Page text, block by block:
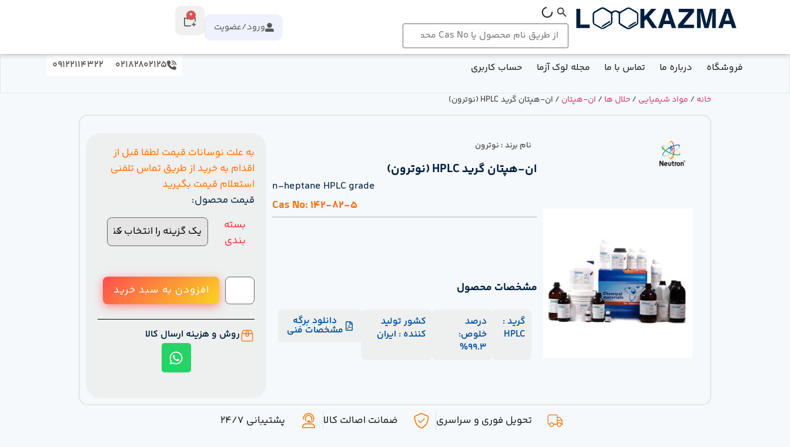
ورود/عضویت
0
فروشگاه درباره ما تماس با ما مجله لوک آزما حساب کاربری 02182802125
09122114322
خانه / مواد شیمیایی /حلال ها / ان-هپتان / ان-هپتان گرید HPLC (نوترون)
نام برند : نوترون
ان-هپتان گرید HPLC (نوترون)
n-heptane HPLC grade
Cas No: 142-82-5
مشخصات محصول
گرید :
HPLC
درصد
خلوص:
99.3%
کشور تولید
کننده : ایران
دانلود برگه
مشخصات فنی
به علت نوسانات قیمت لطفا قبل از
اقدام به خرید از طریق تماس تلفنی
استعلام قیمت بگیرید
قیمت محصول:
بسته
بندی
افزودن به سبد خرید
روش و هزینه ارسال کالا
تحویل فوری و سراسری ضمانت اصالت کالا پشتیبانی 24/7